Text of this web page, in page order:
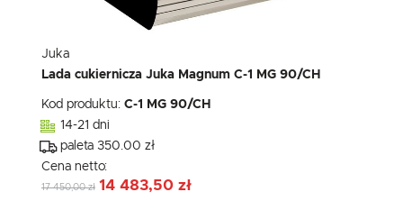
Juka
Lada cukiernicza Juka Magnum C-1 MG 90/CH
Kod produktu: C-1 MG 90/CH
14-21 dni
paleta 350.00 zł
Cena netto:
17 450,00 zł 14 483,50 zł